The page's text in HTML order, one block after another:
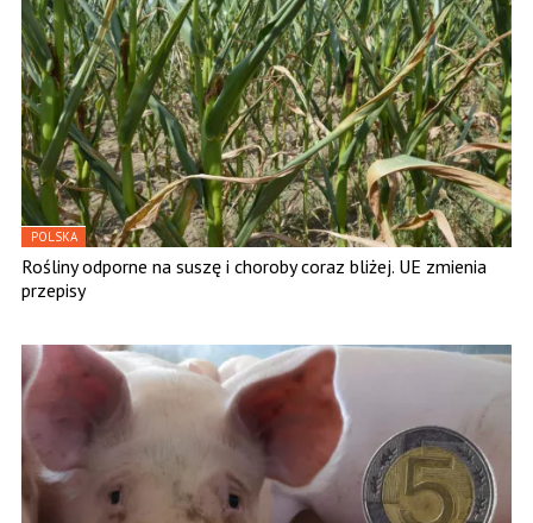
POLSKA
Rośliny odporne na suszę i choroby coraz bliżej. UE zmienia
przepisy